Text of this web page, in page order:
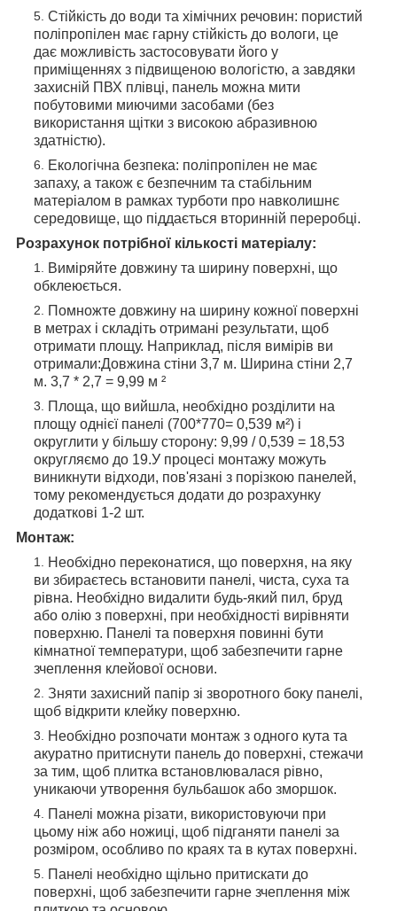
Стійкість до води та хімічних речовин: пористий
поліпропілен має гарну стійкість до вологи, це
дає можливість застосовувати його у
приміщеннях з підвищеною вологістю, а завдяки
захисній ПВХ плівці, панель можна мити
побутовими миючими засобами (без
використання щітки з високою абразивною
здатністю).
Екологічна безпека: поліпропілен не має
запаху, а також є безпечним та стабільним
матеріалом в рамках турботи про навколишнє
середовище, що піддається вторинній переробці.
Розрахунок потрібної кількості матеріалу:
Виміряйте довжину та ширину поверхні, що
обклеюється.
Помножте довжину на ширину кожної поверхні
в метрах і складіть отримані результати, щоб
отримати площу. Наприклад, після вимірів ви
отримали:Довжина стіни 3,7 м. Ширина стіни 2,7
м. 3,7 * 2,7 = 9,99 м ²
Площа, що вийшла, необхідно розділити на
площу однієї панелі (700*770= 0,539 м²) і
округлити у більшу сторону: 9,99 / 0,539 = 18,53
округляємо до 19.У процесі монтажу можуть
виникнути відходи, пов'язані з порізкою панелей,
тому рекомендується додати до розрахунку
додаткові 1-2 шт.
Монтаж:
Необхідно переконатися, що поверхня, на яку
ви збираєтесь встановити панелі, чиста, суха та
рівна. Необхідно видалити будь-який пил, бруд
або олію з поверхні, при необхідності вирівняти
поверхню. Панелі та поверхня повинні бути
кімнатної температури, щоб забезпечити гарне
зчеплення клейової основи.
Зняти захисний папір зі зворотного боку панелі,
щоб відкрити клейку поверхню.
Необхідно розпочати монтаж з одного кута та
акуратно притиснути панель до поверхні, стежачи
за тим, щоб плитка встановлювалася рівно,
уникаючи утворення бульбашок або зморшок.
Панелі можна різати, використовуючи при
цьому ніж або ножиці, щоб підганяти панелі за
розміром, особливо по краях та в кутах поверхні.
Панелі необхідно щільно притискати до
поверхні, щоб забезпечити гарне зчеплення між